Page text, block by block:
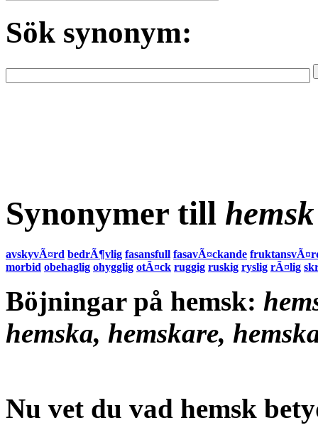
Sök synonym:
Synonymer till hemsk
avskyvÃ¤rd bedrÃ¶vlig fasansfull fasavÃ¤ckande
morbid obehaglig ohygglig otÃ¤ck ruggig ruskig ryslig rÃ¤lig
Böjningar på hemsk:
hemska, hemskare,
Nu vet du vad hemsk